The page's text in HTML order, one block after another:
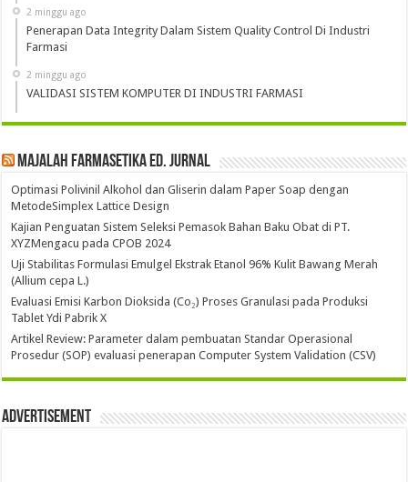
2 minggu ago
Penerapan Data Integrity Dalam Sistem Quality Control Di Industri
Farmasi
2 minggu ago
VALIDASI SISTEM KOMPUTER DI INDUSTRI FARMASI
Majalah Farmasetika Ed. Jurnal
Optimasi Polivinil Alkohol dan Gliserin dalam Paper Soap dengan
MetodeSimplex Lattice Design
Kajian Penguatan Sistem Seleksi Pemasok Bahan Baku Obat di PT.
XYZMengacu pada CPOB 2024
Uji Stabilitas Formulasi Emulgel Ekstrak Etanol 96% Kulit Bawang Merah
(Allium cepa L.)
Evaluasi Emisi Karbon Dioksida (Co₂) Proses Granulasi pada Produksi
Tablet Ydi Pabrik X
Artikel Review: Parameter dalam pembuatan Standar Operasional
Prosedur (SOP) evaluasi penerapan Computer System Validation (CSV)
Advertisement